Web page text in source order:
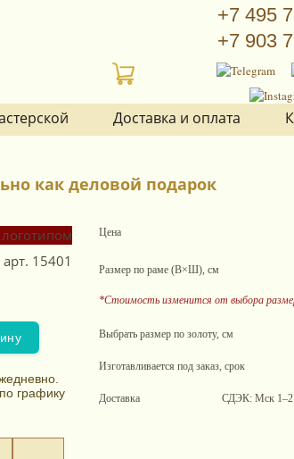
+7 495
+7 903
Доставка и оплата
как деловой подарок
арт. 15401
Цена
Размер по раме (В×Ш), см
*Стоимость изменится от выбора
Выбрать размер по золоту, см
Изготавливается под заказ, срок
Доставка СДЭК: Мск 1–2
графику